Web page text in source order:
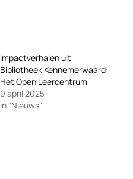
Impactverhalen uit
Bibliotheek Kennemerwaard:
Het Open Leercentrum
9 april 2025
In "Nieuws"